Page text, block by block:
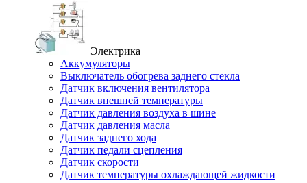
Электрика
Аккумуляторы
Выключатель обогрева заднего стекла
Датчик включения вентилятора
Датчик внешней температуры
Датчик давления воздуха в шине
Датчик давления масла
Датчик заднего хода
Датчик педали сцепления
Датчик скорости
Датчик температуры охлаждающей жидкости